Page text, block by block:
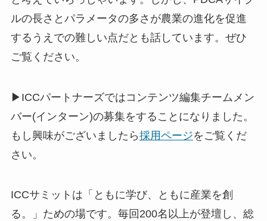
ルの長さとパラメータの多さが農業の進化を促進
するうえでの難しい点だとも話しています。ぜひ
ご覧ください。
▶ICCパートナーズではコンテンツ編集チームメン
バー(インターン)の募集をすることになりました。
もし興味がございましたら採用ページをご覧くだ
さい。
ICCサミットは「ともに学び、ともに産業を創
る。」ための場です。毎回200名以上が登壇し、総